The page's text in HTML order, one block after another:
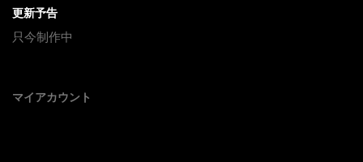
更新予告
只今制作中
マイアカウント